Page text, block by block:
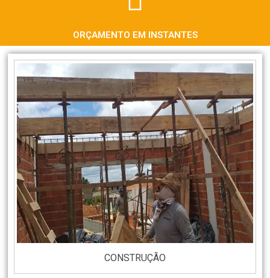
ORÇAMENTO EM INSTANTES
CONSTRUÇÃO